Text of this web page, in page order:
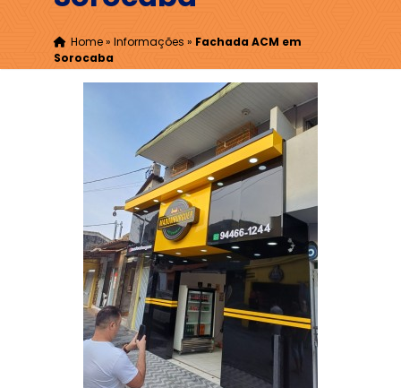
Home» Informações » Fachada ACM em
Sorocaba